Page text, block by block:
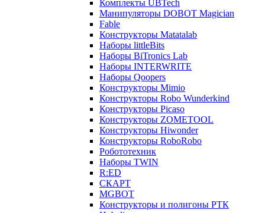
Комплекты UBTech
Манипуляторы DOBOT Magician
Fable
Конструкторы Matatalab
Наборы littleBits
Наборы BiTronics Lab
Наборы INTERWRITE
Наборы Qoopers
Конструкторы Mimio
Конструкторы Robo Wunderkind
Конструкторы Picaso
Конструкторы ZOMETOOL
Конструкторы Hiwonder
Конструкторы RoboRobo
Робототехник
Наборы TWIN
R:ED
СКАРТ
MGBOT
Конструкторы и полигоны РТК